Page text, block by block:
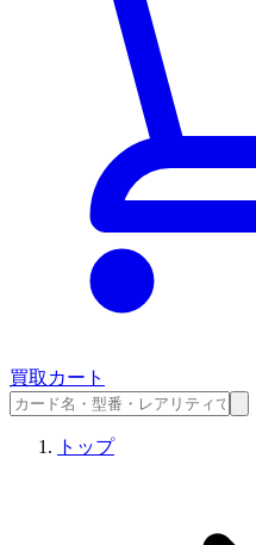
買取カート
トップ